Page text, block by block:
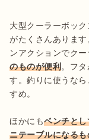
大型クーラーボッ
がたくさんありま
ンアクションでク
のものが便利。フ
す。釣りに使うな
すめ。
ほかにもベンチと
ニテーブルになる